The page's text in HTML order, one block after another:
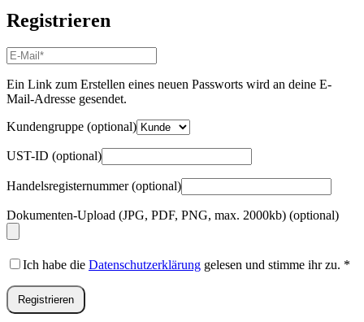
Registrieren
E-
Mail-
Adresse*
Erforderlich
Ein Link zum Erstellen eines neuen Passworts wird an deine E-
Mail-Adresse gesendet.
Kundengruppe (optional)
UST-ID (optional)
Handelsregisternummer(optional)
Dokumenten-Upload (JPG, PDF, PNG, max. 2000kb) (optional)
Ich habe die Datenschutzerklärung gelesen und stimme ihr zu. *
Registrieren